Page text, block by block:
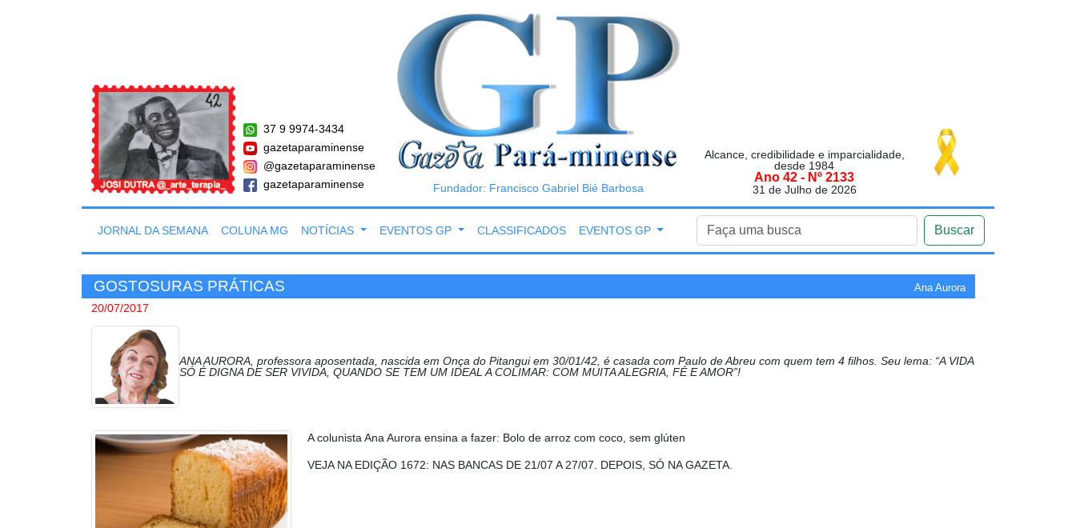
37 9 9974-3434
gazetaparaminense
@gazetaparaminense
gazetaparaminense
Fundador: Francisco Gabriel Bié Barbosa
Alcance, credibilidade e imparcialidade,
desde 1984
Ano 42 - Nº 2133
31 de Julho de 2026
JORNAL DA SEMANA COLUNA MG NOTÍCIAS EVENTOS GP CLASSIFICADOS EVENTOS GP Buscar
GOSTOSURAS PRÁTICAS Ana Aurora
20/07/2017
ANA AURORA, professora aposentada, nascida em Onça do Pitangui em 30/01/42, é casada com Paulo de Abreu com quem tem 4 filhos. Seu lema: “A VIDA
SÓ É DIGNA DE SER VIVIDA, QUANDO SE TEM UM IDEAL A COLIMAR: COM MUITA ALEGRIA, FÉ E AMOR”!
A colunista Ana Aurora ensina a fazer: Bolo de arroz com coco, sem glúten
VEJA NA EDIÇÃO 1672: NAS BANCAS DE 21/07 A 27/07. DEPOIS, SÓ NA GAZETA.